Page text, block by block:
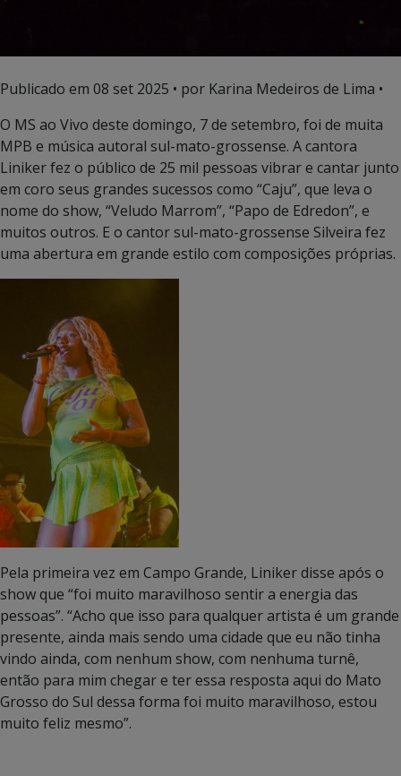
Publicado em 08 set 2025 • por Karina Medeiros de Lima •
O MS ao Vivo deste domingo, 7 de setembro, foi de muita
MPB e música autoral sul-mato-grossense. A cantora
Liniker fez o público de 25 mil pessoas vibrar e cantar junto
em coro seus grandes sucessos como “Caju”, que leva o
nome do show, “Veludo Marrom”, “Papo de Edredon”, e
muitos outros. E o cantor sul-mato-grossense Silveira fez
uma abertura em grande estilo com composições próprias.
Pela primeira vez em Campo Grande, Liniker disse após o
show que “foi muito maravilhoso sentir a energia das
pessoas”. “Acho que isso para qualquer artista é um grande
presente, ainda mais sendo uma cidade que eu não tinha
vindo ainda, com nenhum show, com nenhuma turnê,
então para mim chegar e ter essa resposta aqui do Mato
Grosso do Sul dessa forma foi muito maravilhoso, estou
muito feliz mesmo”.